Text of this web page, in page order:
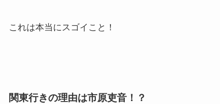
これは本当にスゴイこと！
関東行きの理由は市原吏音！？